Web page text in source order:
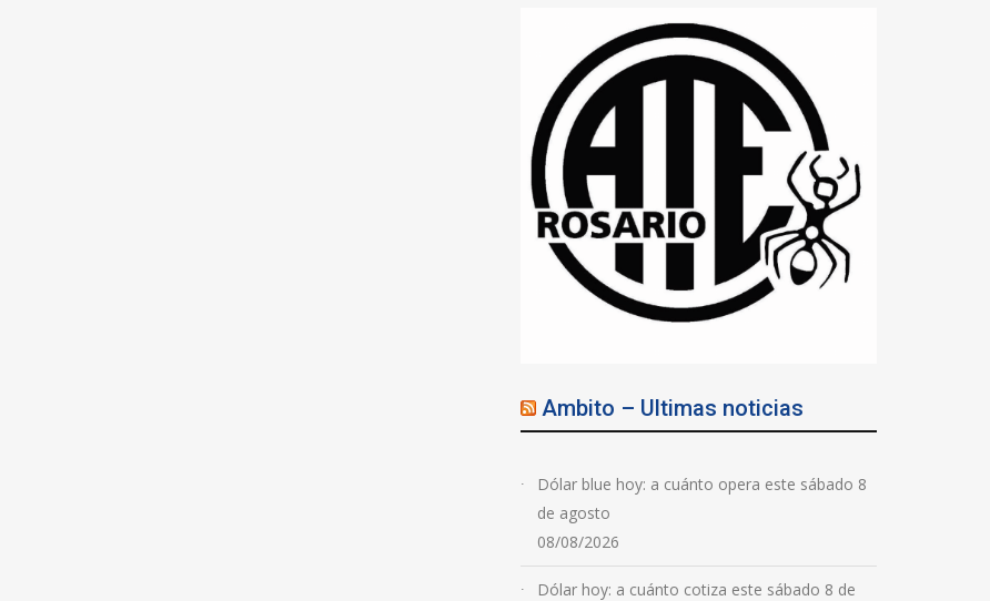
Ambito – Ultimas noticias
Dólar blue hoy: a cuánto opera este sábado 8
de agosto
08/08/2026
Dólar hoy: a cuánto cotiza este sábado 8 de